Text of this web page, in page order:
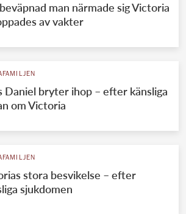
man närmade sig Victoria
av vakter
Daniel bryter ihop – efter känsliga
om Victoria
stora besvikelse – efter
sjukdomen